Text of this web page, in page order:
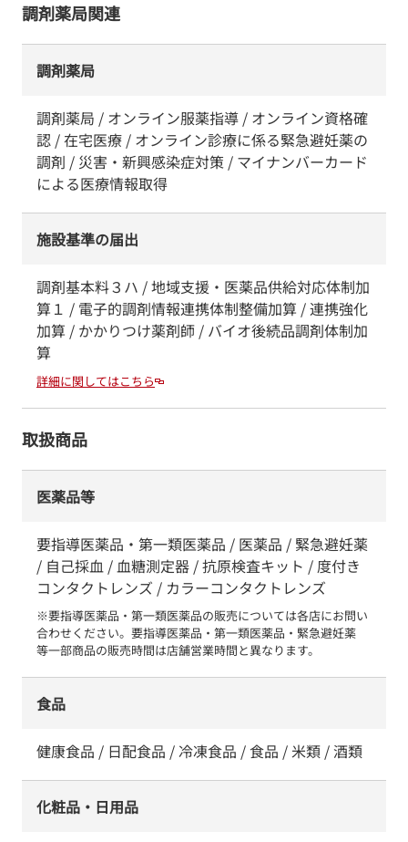
調剤薬局関連
調剤薬局
調剤薬局 / オンライン服薬指導 / オンライン資格確
認 / 在宅医療 / オンライン診療に係る緊急避妊薬の
調剤 / 災害・新興感染症対策 / マイナンバーカード
による医療情報取得
施設基準の届出
調剤基本料３ハ / 地域支援・医薬品供給対応体制加
算１ / 電子的調剤情報連携体制整備加算 / 連携強化
加算 / かかりつけ薬剤師 / バイオ後続品調剤体制加
算
詳細に関してはこちら
取扱商品
医薬品等
要指導医薬品・第一類医薬品 / 医薬品 / 緊急避妊薬
/ 自己採血 / 血糖測定器 / 抗原検査キット / 度付き
コンタクトレンズ / カラーコンタクトレンズ
※要指導医薬品・第一類医薬品の販売については各店にお問い
合わせください。要指導医薬品・第一類医薬品・緊急避妊薬
等一部商品の販売時間は店舗営業時間と異なります。
食品
健康食品 / 日配食品 / 冷凍食品 / 食品 / 米類 / 酒類
化粧品・日用品